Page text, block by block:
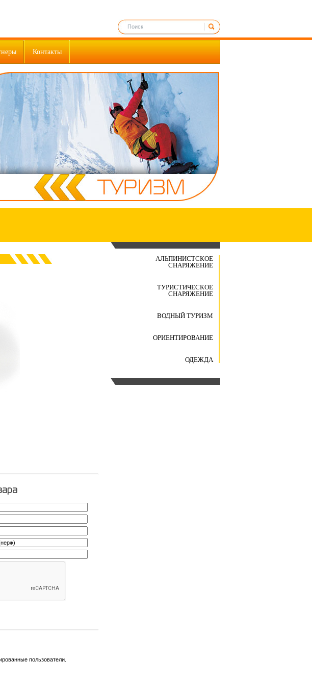
Контакты
АЛЬПИНИСТСКОЕ
СНАРЯЖЕНИЕ
ТУРИСТИЧЕСКОЕ
СНАРЯЖЕНИЕ
ВОДНЫЙ ТУРИЗМ
ОРИЕНТИРОВАНИЕ
ОДЕЖДА
пользователи.